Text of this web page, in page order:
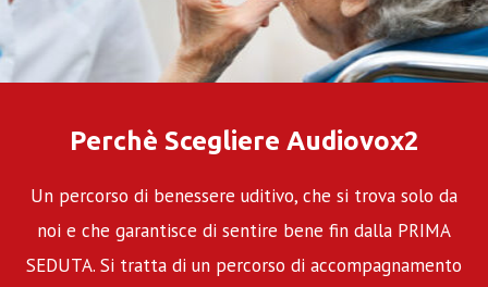
Perchè Scegliere Audiovox2
Un percorso di benessere uditivo, che si trova solo da
noi e che garantisce di sentire bene fin dalla PRIMA
SEDUTA. Si tratta di un percorso di accompagnamento